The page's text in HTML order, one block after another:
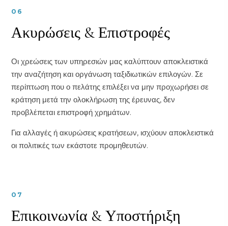
06
Ακυρώσεις & Επιστροφές
Οι χρεώσεις των υπηρεσιών μας καλύπτουν αποκλειστικά
την αναζήτηση και οργάνωση ταξιδιωτικών επιλογών. Σε
περίπτωση που ο πελάτης επιλέξει να μην προχωρήσει σε
κράτηση μετά την ολοκλήρωση της έρευνας, δεν
προβλέπεται επιστροφή χρημάτων.
Για αλλαγές ή ακυρώσεις κρατήσεων, ισχύουν αποκλειστικά
οι πολιτικές των εκάστοτε προμηθευτών.
07
Επικοινωνία & Υποστήριξη